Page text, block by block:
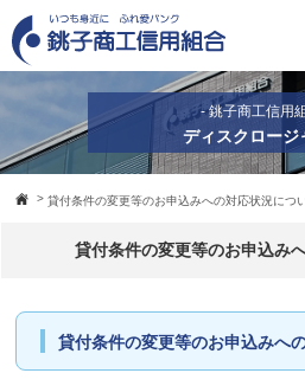
- 銚子商工信用
ディスクロージ
>貸付条件の変更等のお申込みへの対応状況につ
貸付条件の変更等のお申込み
貸付条件の変更等のお申込みへ